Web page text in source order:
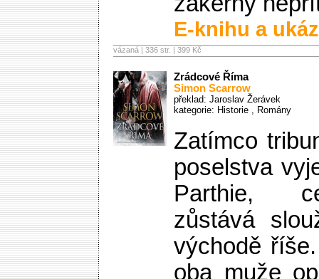
E-knihu a
vázaná | 336 str. | 399 Kč
Zrádcové Říma
Simon Scarrow
překlad: Jaroslav Žerávek
kategorie: Historie , Romány
Zatímco
poselstva
Parthie,
zůstává
východě
oba muže